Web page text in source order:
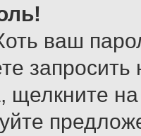
ваш
щелкните